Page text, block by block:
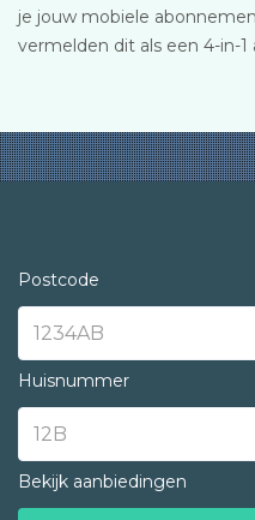
je jouw mobiele
vermelden dit als een 4-in-
Postcode
Huisnummer
Bekijk aanbiedingen